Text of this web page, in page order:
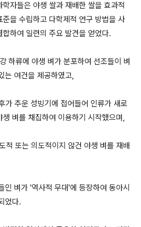
자들은 야생 쌀과 재배한 쌀을 효과적
을 수립하고 다학제적 연구 방법을 사
하여 일련의 주요 발견을 얻었다.
하류에 야생 벼가 분포하여 선조들이 벼
는 여건을 제공하였고,
가 추운 성빙기에 접어들어 인류가 새로
벼를 채집하여 이용하기 시작했으며,
적 또는 의도적이지 않건 야생 벼를 재배
인 벼가 '역사적 무대'에 등장하여 동아시
었다.